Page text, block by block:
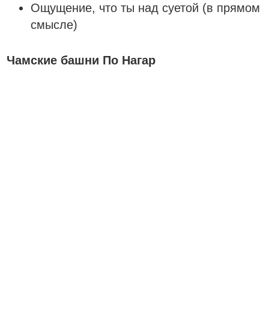
Ощущение, что ты над суетой (в прямом
смысле)
Чамские башни По Нагар